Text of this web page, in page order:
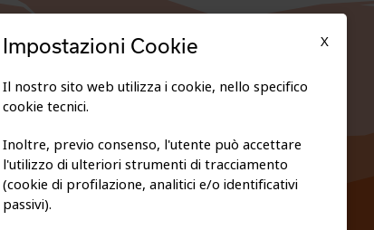
FEDERAZIONE TRASPARENTE
PRIVACY E COOKIE POLICY
X
Impostazioni Cookie
Il nostro sito web utilizza i cookie, nello specifico
cookie tecnici.
Inoltre, previo consenso, l'utente può accettare
l'utilizzo di ulteriori strumenti di tracciamento
(cookie di profilazione, analitici e/o identificativi
passivi).